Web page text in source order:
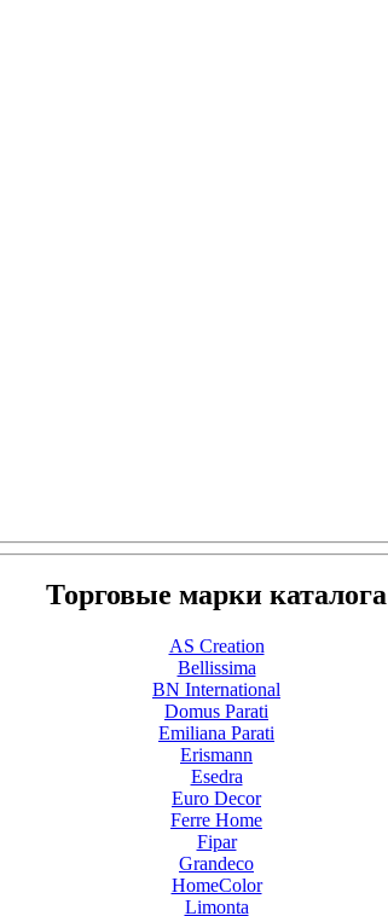
Торговые марки каталога
AS Creation
Bellissima
BN International
Domus Parati
Emiliana Parati
Erismann
Esedra
Euro Decor
Ferre Home
Fipar
Grandeco
HomeColor
Limonta